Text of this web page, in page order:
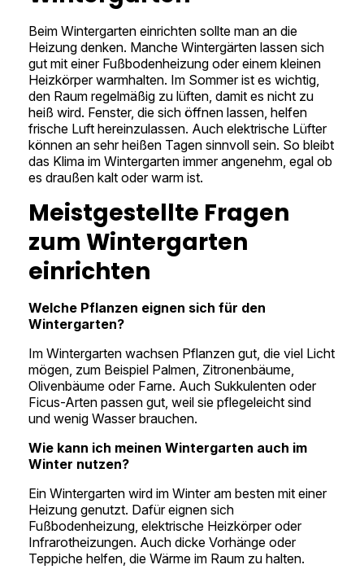
Beim Wintergarten einrichten sollte man an die
Heizung denken. Manche Wintergärten lassen sich
gut mit einer Fußbodenheizung oder einem kleinen
Heizkörper warmhalten. Im Sommer ist es wichtig,
den Raum regelmäßig zu lüften, damit es nicht zu
heiß wird. Fenster, die sich öffnen lassen, helfen
frische Luft hereinzulassen. Auch elektrische Lüfter
können an sehr heißen Tagen sinnvoll sein. So bleibt
das Klima im Wintergarten immer angenehm, egal ob
es draußen kalt oder warm ist.
Meistgestellte Fragen
zum Wintergarten
einrichten
Welche Pflanzen eignen sich für den
Wintergarten?
Im Wintergarten wachsen Pflanzen gut, die viel Licht
mögen, zum Beispiel Palmen, Zitronenbäume,
Olivenbäume oder Farne. Auch Sukkulenten oder
Ficus-Arten passen gut, weil sie pflegeleicht sind
und wenig Wasser brauchen.
Wie kann ich meinen Wintergarten auch im
Winter nutzen?
Ein Wintergarten wird im Winter am besten mit einer
Heizung genutzt. Dafür eignen sich
Fußbodenheizung, elektrische Heizkörper oder
Infrarotheizungen. Auch dicke Vorhänge oder
Teppiche helfen, die Wärme im Raum zu halten.